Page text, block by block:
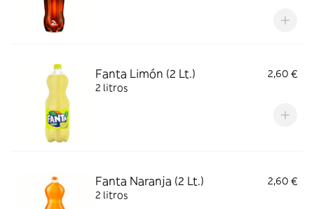
Fanta Limón (2 Lt.)
2,60 €
2 litros
Fanta Naranja (2 Lt.)
2,60 €
2 litros